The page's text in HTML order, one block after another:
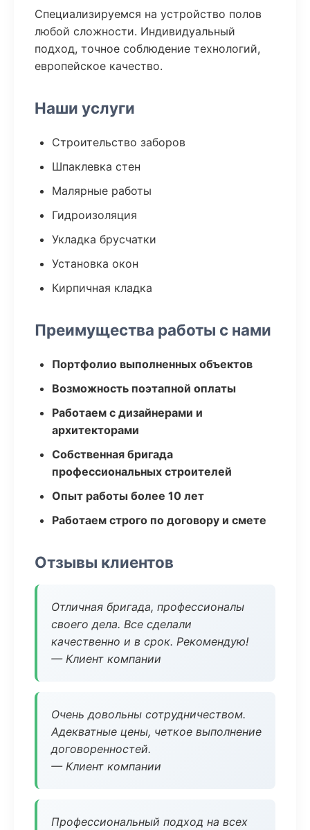
Специализируемся на устройство полов
любой сложности. Индивидуальный
подход, точное соблюдение технологий,
европейское качество.
Наши услуги
Строительство заборов
Шпаклевка стен
Малярные работы
Гидроизоляция
Укладка брусчатки
Установка окон
Кирпичная кладка
Преимущества работы с нами
Портфолио выполненных объектов
Возможность поэтапной оплаты
Работаем с дизайнерами и
архитекторами
Собственная бригада
профессиональных строителей
Опыт работы более 10 лет
Работаем строго по договору и смете
Отзывы клиентов
Отличная бригада, профессионалы
своего дела. Все сделали
качественно и в срок. Рекомендую!
— Клиент компании
Очень довольны сотрудничеством.
Адекватные цены, четкое выполнение
договоренностей.
— Клиент компании
Профессиональный подход на всех